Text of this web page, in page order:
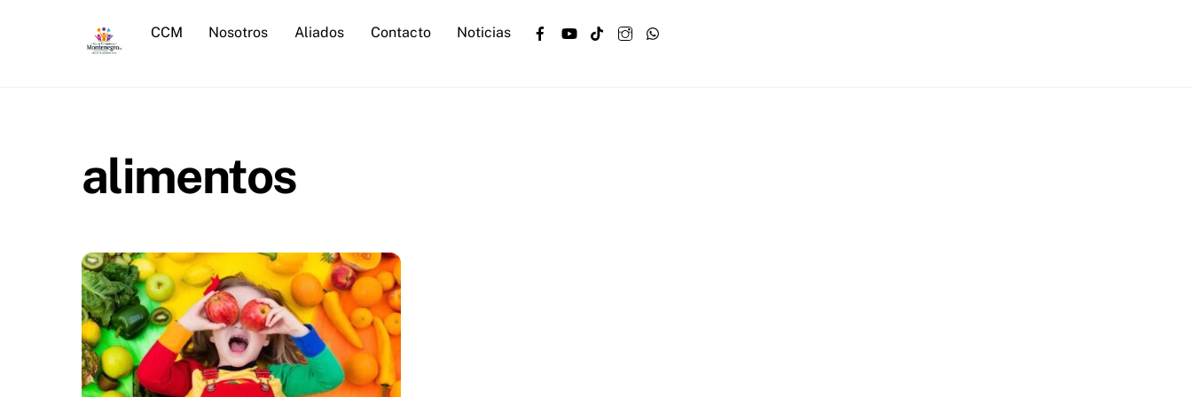
Facebook
YouTubeTikTokInstagram
CCM Nosotros Aliados Contacto Noticias
alimentos